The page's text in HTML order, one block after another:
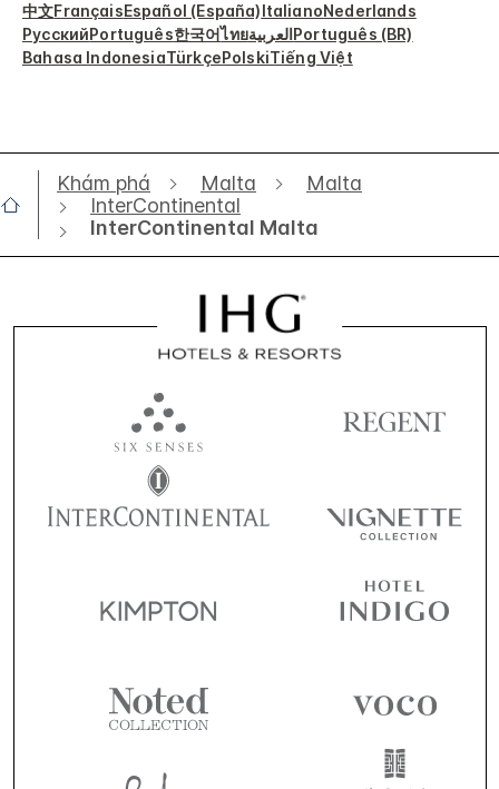
中文FrançaisEspañol (España) ItalianoNederlands
РусскийPortuguês한국어ไทยالعربية Português (BR)
Bahasa IndonesiaTürkçePolskiTiếng Việt
Khám phá Malta
Malta
InterContinental
InterContinental Malta